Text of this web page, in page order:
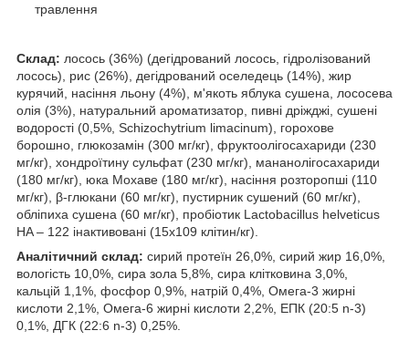
травлення
Склад: лосось (36%) (дегідрований лосось, гідролізований
лосось), рис (26%), дегідрований оселедець (14%), жир
курячий, насіння льону (4%), м'якоть яблука сушена, лососева
олія (3%), натуральний ароматизатор, пивні дріжджі, сушені
водорості (0,5%, Schizochytrium limacinum), горохове
борошно, глюкозамін (300 мг/кг), фруктоолігосахариди (230
мг/кг), хондроїтину сульфат (230 мг/кг), мананолігосахариди
(180 мг/кг), юка Мохаве (180 мг/кг), насіння розторопші (110
мг/кг), β-глюкани (60 мг/кг), пустирник сушений (60 мг/кг),
обліпиха сушена (60 мг/кг), пробіотик Lactobacillus helveticus
HA – 122 інактивовані (15х109 клітин/кг).
Аналітичний склад: сирий протеїн 26,0%, сирий жир 16,0%,
вологість 10,0%, сира зола 5,8%, сира клітковина 3,0%,
кальцій 1,1%, фосфор 0,9%, натрій 0,4%, Омега-3 жирні
кислоти 2,1%, Омега-6 жирні кислоти 2,2%, EПК (20:5 n-3)
0,1%, ДГК (22:6 n-3) 0,25%.